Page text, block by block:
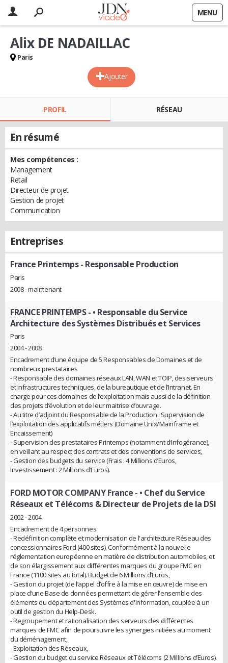
MENU
Ajouter
Alix DE NADAILLAC
Paris
PROFIL RÉSEAU
En résumé
Mes compétences :
Management
Retail
Directeur de projet
Gestion de projet
Communication
Entreprises
France Printemps- Responsable Production
Paris
2008 - maintenant
FRANCE PRINTEMPS- • Responsable du Service
Architecture des Systèmes Distribués et Services
Paris
2004 - 2008
Encadrement d’une équipe de 5 Responsables de Domaines et de
nombreux prestataires
- Responsable des domaines réseaux LAN, WAN et TOIP, des serveurs
et infrastructures techniques, de la bureautique et de l’Intranet. En
charge pour ces domaines de l’exploitation mais aussi de la définition
des projets d’évolution et de leur maitrise d’ouvrage.
- Au titre d’adjoint du Responsable de la Production : Supervision de
l’exploitation des applicatifs métiers (Domaine Unix/Mainframe et
Encaissement)
- Supervision des prestataires Printemps (notamment d’infogérance),
en veillant au respect des contrats et des conventions de services,
- Gestion des budgets du service (Frais : 4 Millions d’Euros,
Investissement : 2 Millions d’Euros).
FORD MOTOR COMPANY France - • Chef du Service
Réseaux et Télécoms & Directeur de Projets de la DSI
2002 - 2004
Encadrement de 4 personnes
- Redéfinition complète et modernisation de l'architecture Réseau des
concessionnaires Ford (400 sites). Conformément à la nouvelle
réglementation européenne en matière de distribution automobiles, et
de son élargissement aux différentes marques du groupe FMC en
France (1100 sites au total). Budget de 6 Millions d’Euros,
- Gestion du projet (de l’appel d’offre à la mise en œuvre) de mise en
place d’une Base de données permettant de gérer l'ensemble des
éléments du département des Systèmes d'Information, couplée à un
outil de gestion du Help-Desk.
- Regroupement et rationalisation des serveurs des différentes
marques de FMC afin de poursuivre les synergies initiées au moment
du déménagement,
- Exploitation des Réseaux,
- Gestion du budget du service Réseaux et Télécoms (2 Millions d’Euros).